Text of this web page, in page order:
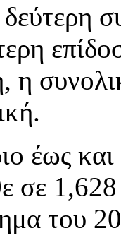
δεύτερη
η
έως
σε
του